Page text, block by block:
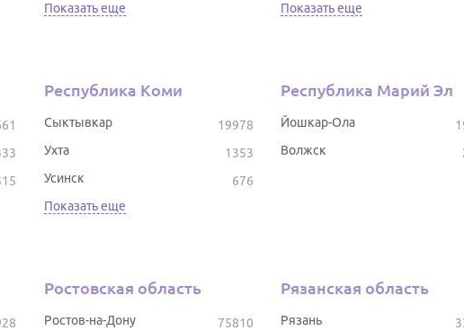
Показать еще
Показать еще
Республика Коми
19978
Сыктывкар
1353
Ухта
676
Усинск
Показать еще
Республика Марий Эл
Йошкар-Ола
Волжск
Ростовская область
75810
Ростов-на-Дону
Рязанская область
Рязань